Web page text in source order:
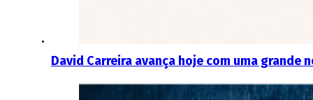
David Carreira avança hoje com uma grande